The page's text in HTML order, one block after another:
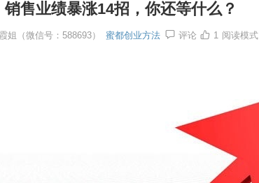
销售业绩暴涨14招，你还等什么？
霞姐（微信号：588693） 蜜都创业方法 评论 1 阅读模式